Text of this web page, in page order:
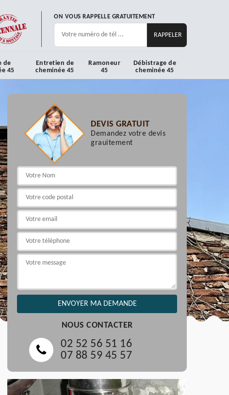
ON VOUS RAPPELLE GRATUITEMENT
de
45
Entretien de
cheminée 45
Ramoneur
45
Débistrage de
cheminée 45
DEVIS GRATUIT
Demandez votre devis
grauitement
NOUS CONTACTER
02 52 56 51 16
07 88 59 45 57